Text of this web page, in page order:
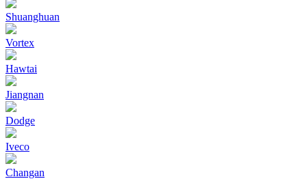
Shuanghuan
Vortex
Hawtai
Jiangnan
Dodge
Iveco
Changan